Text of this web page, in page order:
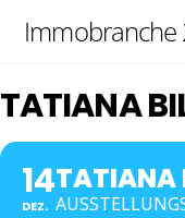
Immobranche
TATIANA
14
DEZ.
TATIANA